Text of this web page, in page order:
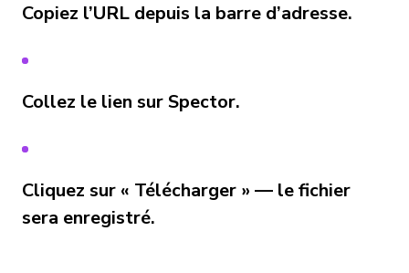
Copiez l’URL depuis la barre d’adresse.
Collez le lien sur Spector.
Cliquez sur « Télécharger » — le fichier
sera enregistré.